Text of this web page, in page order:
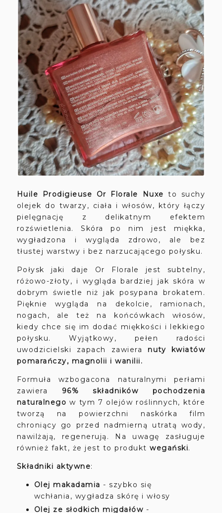
Huile Prodigieuse Or Florale Nuxe to suchy
olejek do twarzy, ciała i włosów, który łączy
pielęgnację z delikatnym efektem
rozświetlenia. Skóra po nim jest miękka,
wygładzona i wygląda zdrowo, ale bez
tłustej warstwy i bez narzucającego połysku.
Połysk jaki daje Or Florale jest subtelny,
różowo-złoty, i wygląda bardziej jak skóra w
dobrym świetle niż jak posypana brokatem.
Pięknie wygląda na dekolcie, ramionach,
nogach, ale też na końcówkach włosów,
kiedy chce się im dodać miękkości i lekkiego
połysku. Wyjątkowy, pełen radości
uwodzicielski zapach zawiera nuty kwiatów
pomarańczy, magnolii i wanilii.
Formuła wzbogacona naturalnymi perłami
zawiera 96% składników pochodzenia
naturalnegow tym 7 olejów roślinnych, które
tworzą na powierzchni naskórka film
chroniący go przed nadmierną utratą wody,
nawilżają, regenerują. Na uwagę zasługuje
również fakt, że jest to produktwegański.
Składniki aktywne:
Olej makadamia - szybko się
wchłania, wygładza skórę i włosy
Olej ze słodkich migdałów -